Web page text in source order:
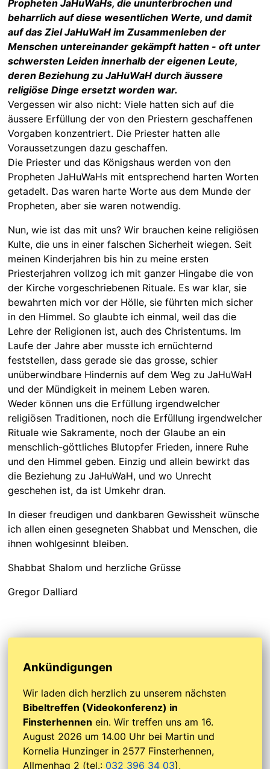
Propheten JaHuWaHs, die ununterbrochen und
beharrlich auf diese wesentlichen Werte, und damit
auf das Ziel JaHuWaH im Zusammenleben der
Menschen untereinander gekämpft hatten - oft unter
schwersten Leiden innerhalb der eigenen Leute,
deren Beziehung zu JaHuWaH durch äussere
religiöse Dinge ersetzt worden war.
Vergessen wir also nicht: Viele hatten sich auf die
äussere Erfüllung der von den Priestern geschaffenen
Vorgaben konzentriert. Die Priester hatten alle
Voraussetzungen dazu geschaffen.
Die Priester und das Königshaus werden von den
Propheten JaHuWaHs mit entsprechend harten Worten
getadelt. Das waren harte Worte aus dem Munde der
Propheten, aber sie waren notwendig.
Nun, wie ist das mit uns? Wir brauchen keine religiösen
Kulte, die uns in einer falschen Sicherheit wiegen. Seit
meinen Kinderjahren bis hin zu meine ersten
Priesterjahren vollzog ich mit ganzer Hingabe die von
der Kirche vorgeschriebenen Rituale. Es war klar, sie
bewahrten mich vor der Hölle, sie führten mich sicher
in den Himmel. So glaubte ich einmal, weil das die
Lehre der Religionen ist, auch des Christentums. Im
Laufe der Jahre aber musste ich ernüchternd
feststellen, dass gerade sie das grosse, schier
unüberwindbare Hindernis auf dem Weg zu JaHuWaH
und der Mündigkeit in meinem Leben waren.
Weder können uns die Erfüllung irgendwelcher
religiösen Traditionen, noch die Erfüllung irgendwelcher
Rituale wie Sakramente, noch der Glaube an ein
menschlich-göttliches Blutopfer Frieden, innere Ruhe
und den Himmel geben. Einzig und allein bewirkt das
die Beziehung zu JaHuWaH, und wo Unrecht
geschehen ist, da ist Umkehr dran.
In dieser freudigen und dankbaren Gewissheit wünsche
ich allen einen gesegneten Shabbat und Menschen, die
ihnen wohlgesinnt bleiben.
Shabbat Shalom und herzliche Grüsse
Gregor Dalliard
Ankündigungen
Wir laden dich herzlich zu unserem nächsten
Bibeltreffen (Videokonferenz) in
Finsterhennen ein. Wir treffen uns am 16.
August 2026 um 14.00 Uhr bei Martin und
Kornelia Hunzinger in 2577 Finsterhennen,
Allmenhag 2 (tel.: 032 396 34 03),